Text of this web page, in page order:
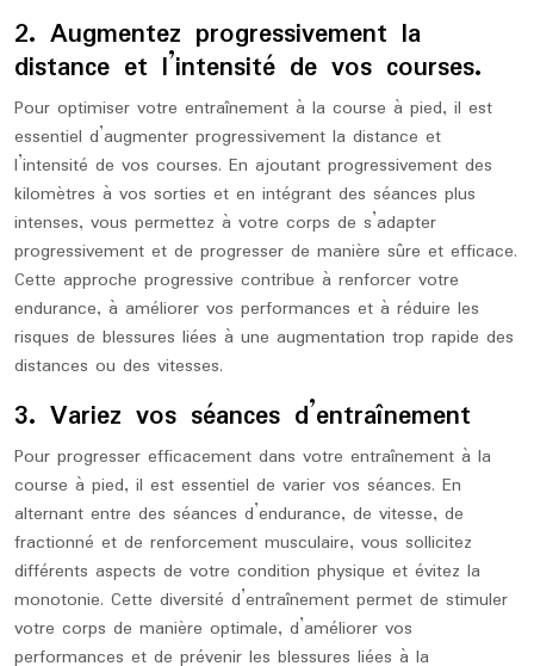
2. Augmentez progressivement la
distance et l’intensité de vos courses.
Pour optimiser votre entraînement à la course à pied, il est
essentiel d’augmenter progressivement la distance et
l’intensité de vos courses. En ajoutant progressivement des
kilomètres à vos sorties et en intégrant des séances plus
intenses, vous permettez à votre corps de s’adapter
progressivement et de progresser de manière sûre et efficace.
Cette approche progressive contribue à renforcer votre
endurance, à améliorer vos performances et à réduire les
risques de blessures liées à une augmentation trop rapide des
distances ou des vitesses.
3. Variez vos séances d’entraînement
Pour progresser efficacement dans votre entraînement à la
course à pied, il est essentiel de varier vos séances. En
alternant entre des séances d’endurance, de vitesse, de
fractionné et de renforcement musculaire, vous sollicitez
différents aspects de votre condition physique et évitez la
monotonie. Cette diversité d’entraînement permet de stimuler
votre corps de manière optimale, d’améliorer vos
performances et de prévenir les blessures liées à la